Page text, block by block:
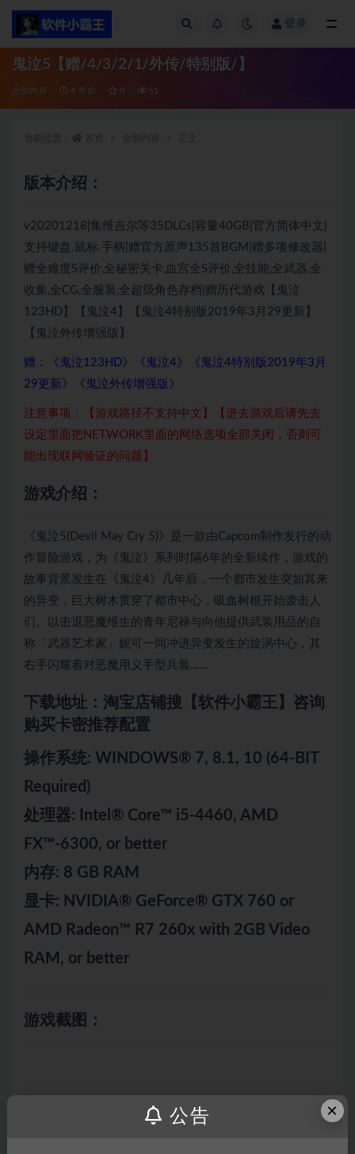
登录
鬼泣5【赠/4/3/2/1/外传/特别版/】
全部内容 4 年前 0 51
版本介绍：
v20201218|集维吉尔等35DLCs|容量40GB|官方简体中文|
支持键盘.鼠标.手柄|赠官方原声135首BGM|赠多项修改器|
赠全难度S评价,全秘密关卡,血宫全S评价,全技能,全武器,全
收集,全CG,全服装,全超级角色存档|赠历代游戏【鬼泣
123HD】【鬼泣4】【鬼泣4特别版2019年3月29更新】
【鬼泣外传增强版】
赠：《鬼泣123HD》《鬼泣4》《鬼泣4特别版2019年3月
29更新》《鬼泣外传增强版》
注意事项：【游戏路径不支持中文】【进去游戏后请先去
设定里面把NETWORK里面的网络选项全部关闭，否则可
能出现联网验证的问题】
游戏介绍：
《鬼泣5(Devil May Cry 5)》是一款由Capcom制作发行的动
作冒险游戏，为《鬼泣》系列时隔6年的全新续作，游戏的
故事背景发生在《鬼泣4》几年后，一个都市发生突如其来
的异变，巨大树木贯穿了都市中心，吸血树根开始袭击人
们。以击退恶魔维生的青年尼禄与向他提供武装用品的自
称「武器艺术家」妮可一同冲进异变发生的旋涡中心，其
右手闪耀着对恶魔用义手型兵装……
下载地址：淘宝店铺搜【软件小霸王】咨询
购买卡密推荐配置
操作系统: WINDOWS® 7, 8.1, 10 (64-BIT
Required)
处理器: Intel® Core™ i5-4460, AMD
FX™-6300, or better
内存: 8 GB RAM
显卡: NVIDIA® GeForce® GTX 760 or
AMD Radeon™ R7 260x with 2GB Video
RAM, or better
游戏截图：
本站所有文章，如无特殊说明或标注，均为本站原创发
×
公告